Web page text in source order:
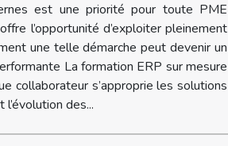
est une priorité pour toute PME
l’opportunité d’exploiter pleinement
une telle démarche peut devenir un
La formation ERP sur mesure
collaborateur s’approprie les solutions
des...